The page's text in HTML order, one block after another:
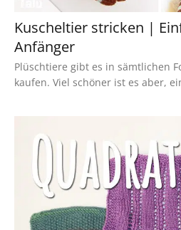
Kuscheltier stricken |
Anfänger
Plüschtiere gibt es in sämtlichen
kaufen. Viel schöner ist es aber,